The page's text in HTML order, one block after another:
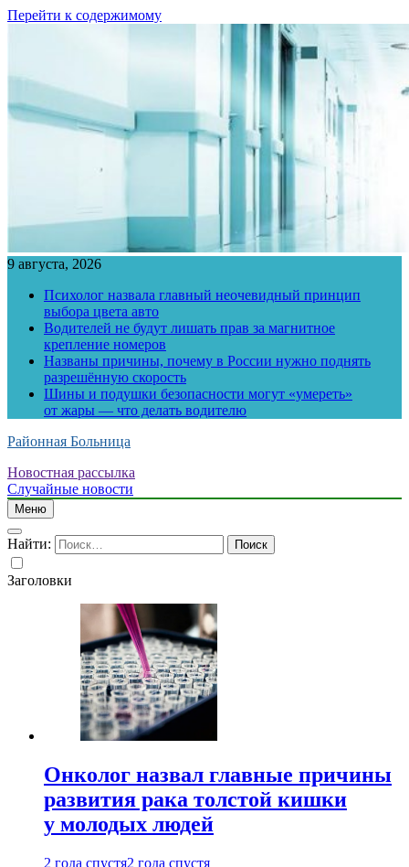
Перейти к содержимому
9 августа, 2026
Психолог назвала главный неочевидный принцип
выбора цвета авто
Водителей не будут лишать прав за магнитное
крепление номеров
Названы причины, почему в России нужно поднять
разрешённую скорость
Шины и подушки безопасности могут «умереть»
от жары — что делать водителю
Районная Больница
Новостная рассылка
Случайные новости
Меню
Найти:
Заголовки
Онколог назвал главные причины
развития рака толстой кишки
у молодых людей
2 года спустя2 года спустя